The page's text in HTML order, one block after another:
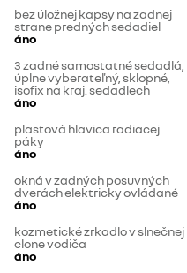
bez úložnej kapsy na zadnej
strane predných sedadiel
áno
3 zadné samostatné sedadlá,
úplne vyberateľný, sklopné,
isofix na kraj. sedadlech
áno
plastová hlavica radiacej
páky
áno
okná v zadných posuvných
dverách elektricky ovládané
áno
kozmetické zrkadlo v slnečnej
clone vodiča
áno